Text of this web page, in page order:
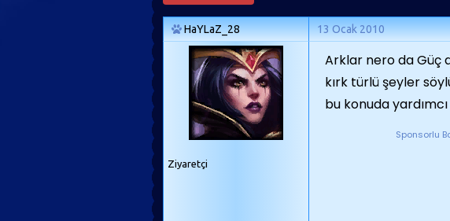
HaYLaZ_28 13 Ocak 2010
Ziyaretçi
Arklar nero da Güç
kırk türlü şeyler
bu konuda
Sponsorlu